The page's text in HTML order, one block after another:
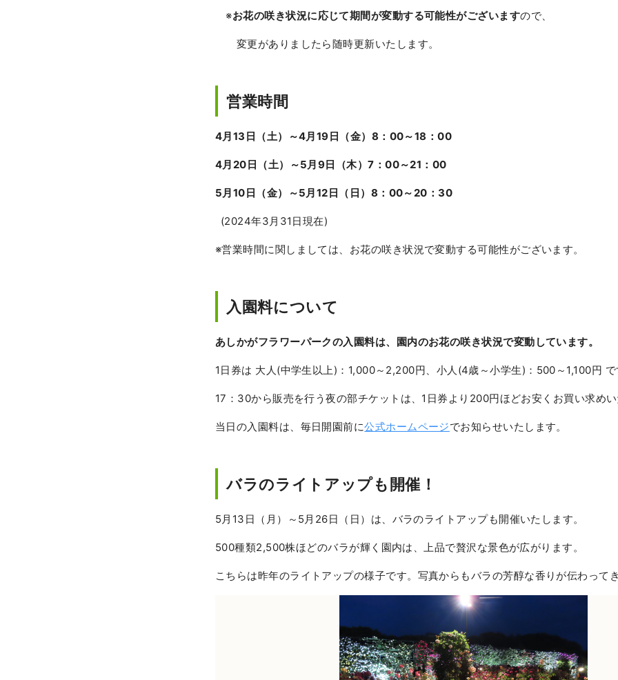
※お花の咲き状況に応じて期間が変動する可能性がございますので、
変更がありましたら随時更新いたします。
営業時間
4月13日（土）～4月19日（金）8：00～18：00
4月20日（土）～5月9日（木）7：00～21：00
5月10日（金）～5月12日（日）8：00～20：30
(2024年3月31日現在)
※営業時間に関しましては、お花の咲き状況で変動する可能性がございます。
入園料について
あしかがフラワーパークの入園料は、園内のお花の咲き状況で変動しています。
1日券は 大人(中学生以上)：1,000～2,200円、小人(4歳～小学生)：500～1,100円
17：30から販売を行う夜の部チケットは、1日券より200円ほどお安くお買い求め
当日の入園料は、毎日開園前に公式ホームページでお知らせいたします。
バラのライトアップも開催！
5月13日（月）～5月26日（日）は、バラのライトアップも開催いたします。
500種類2,500株ほどのバラが輝く園内は、上品で贅沢な景色が広がります。
こちらは昨年のライトアップの様子です。写真からもバラの芳醇な香りが伝わって